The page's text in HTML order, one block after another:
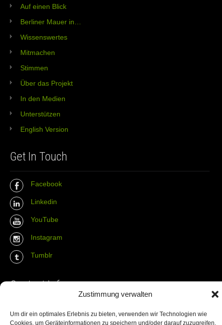
Zustimmung verwalten
Um dir ein optimales Erlebnis zu bieten, verwenden wir Technologien wie
Cookies, um Geräteinformationen zu speichern und/oder darauf zuzugreifen.
Auf einen Blick
Berliner Mauer in…
Wissenswertes
Mitmachen
Stimmen
Über das Projekt
In den Medien
Unterstützen
English Version
Get In Touch
Facebook
Linkedin
YouTube
Instagram
Tumblr
Contact Info
The Wall Net